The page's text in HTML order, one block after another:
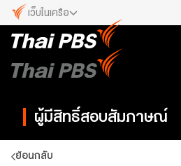
เว็บในเครือ
เว็บไซต์ในเครือ
ALTV
VIPA
ทุกความสุข...ดูฟรี ไม่มีโฆษณา
ผู้มีสิทธิ์สอบสัมภาษณ์
ย้อนกลับ